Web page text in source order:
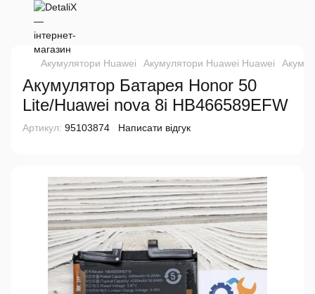
Акумулятори Huawei Акумулятори Huawei Huawei
Акумулятор Батарея Honor 50
Lite/Huawei nova 8i HB466589EFW
Артикул: 95103874 Написати відгук